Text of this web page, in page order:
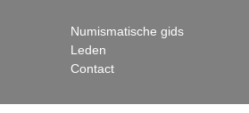
Numismatische gids
Leden
Contact